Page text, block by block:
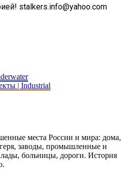
stalkers.info@yahoo.com
| Industrial
места России и мира: дома,
заводы, промышленные и
больницы, дороги. История